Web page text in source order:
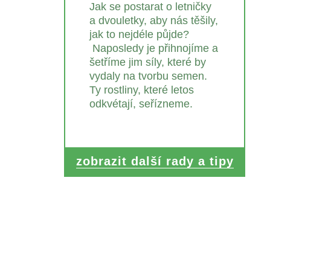
Jak se postarat o letničky
a dvouletky, aby nás těšily,
jak to nejdéle půjde?
Naposledy je přihnojíme a
šetříme jim síly, které by
vydaly na tvorbu semen.
Ty rostliny, které letos
odkvétají, seřízneme.
zobrazit další rady a tipy